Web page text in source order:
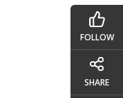
FOLLOW
SHARE